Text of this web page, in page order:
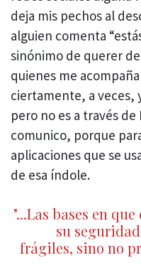
deja mis pechos al
alguien comenta
sinónimo de querer
quienes me
ciertamente, a veces,
pero no es a través
comunico, porque
aplicaciones que se
de esa índole.
"...Las bases en
su
frágiles, sino no